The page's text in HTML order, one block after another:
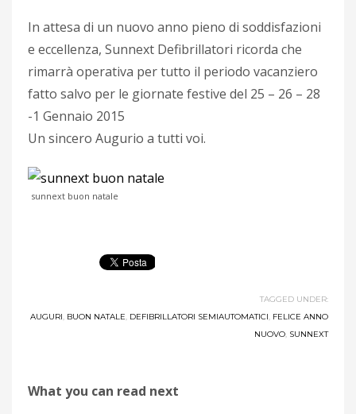
In attesa di un nuovo anno pieno di soddisfazioni
e eccellenza, Sunnext Defibrillatori ricorda che
rimarrà operativa per tutto il periodo vacanziero
fatto salvo per le giornate festive del 25 – 26 – 28
-1 Gennaio 2015
Un sincero Augurio a tutti voi.
sunnext buon natale
TAGGED UNDER:
AUGURI, BUON NATALE, DEFIBRILLATORI SEMIAUTOMATICI, FELICE ANNO
NUOVO, SUNNEXT
What you can read next